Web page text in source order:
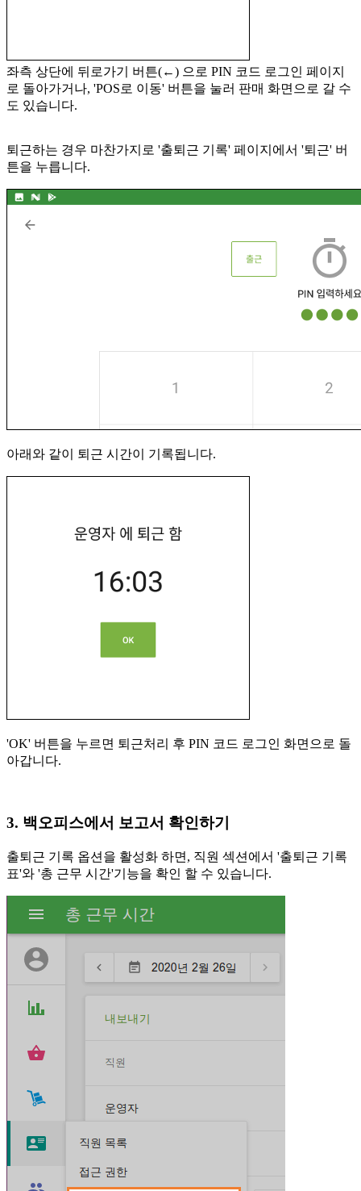
좌측 상단에 뒤로가기 버튼(←) 으로 PIN 코드 로그인 페이지
로 돌아가거나, 'POS로 이동' 버튼을 눌러 판매 화면으로 갈 수
도 있습니다.
퇴근하는 경우 마찬가지로 '출퇴근 기록' 페이지에서 '퇴근' 버
튼을 누릅니다.
아래와 같이 퇴근 시간이 기록됩니다.
'OK' 버튼을 누르면 퇴근처리 후 PIN 코드 로그인 화면으로 돌
아갑니다.
3. 백오피스에서 보고서 확인하기
출퇴근 기록 옵션을 활성화 하면, 직원 섹션에서 '출퇴근 기록
표'와 '총 근무 시간'기능을 확인 할 수 있습니다.